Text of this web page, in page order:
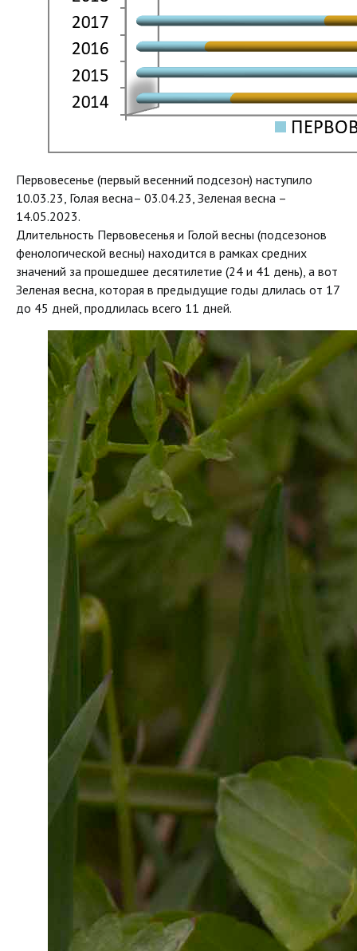
Первовесенье (первый весенний подсезон) наступило
10.03.23, Голая весна– 03.04.23, Зеленая весна –
14.05.2023.
Длительность Первовесенья и Голой весны (подсезонов
фенологической весны) находится в рамках средних
значений за прошедшее десятилетие (24 и 41 день), а вот
Зеленая весна, которая в предыдущие годы длилась от 17
до 45 дней, продлилась всего 11 дней.